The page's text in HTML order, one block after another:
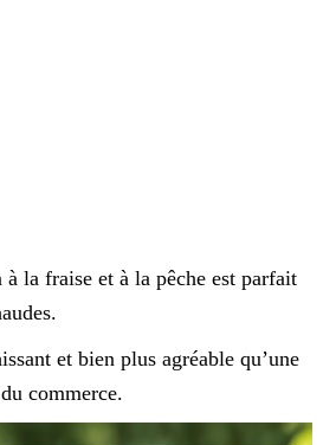
la fraise et à la pêche est parfait
et bien plus agréable qu’une
commerce.